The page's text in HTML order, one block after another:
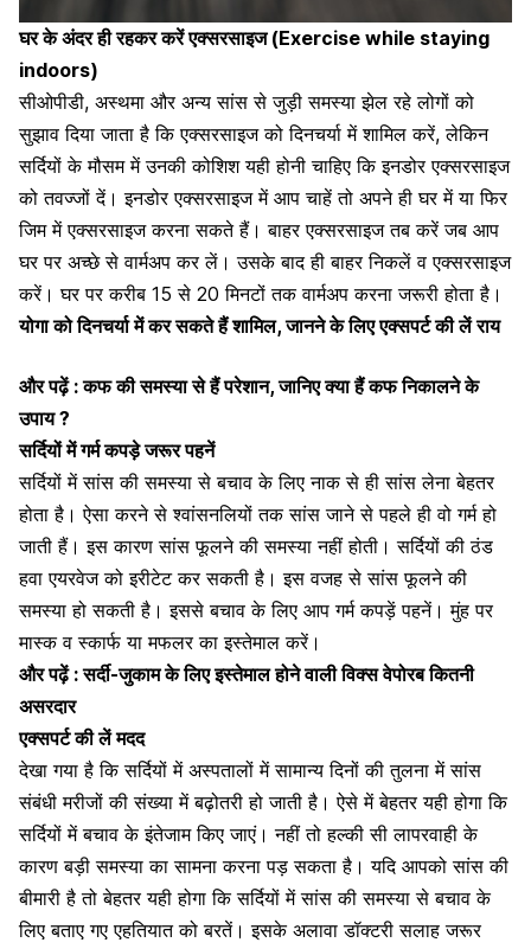
घर के अंदर ही रहकर करें एक्सरसाइज (Exercise while staying
indoors)
सीओपीडी, अस्थमा और अन्य सांस से जुड़ी समस्या झेल रहे लोगों को
सुझाव दिया जाता है किएक्सरसाइज को दिनचर्या में शामिल करें, लेकिन
सर्दियों के मौसम में उनकी कोशिश यही होनी चाहिए कि इनडोर एक्सरसाइज
को तवज्जों दें। इनडोर एक्सरसाइज में आप चाहें तो अपने ही घर में या फिर
जिम में एक्सरसाइज करना सकते हैं। बाहर एक्सरसाइज तब करें जब आप
घर पर अच्छे से वार्मअप कर लें। उसके बाद ही बाहर निकलें व एक्सरसाइज
करें। घर पर करीब 15 से 20 मिनटों तक वार्मअप करना जरूरी होता है।
योगा को दिनचर्या में कर सकते हैं शामिल, जानने के लिए एक्सपर्ट की लें राय
और पढ़ें :कफ की समस्या से हैं परेशान, जानिए क्या हैं कफ निकालने के
उपाय ?
सर्दियों में गर्म कपड़े जरूर पहनें
सर्दियों में सांस की समस्या से बचाव के लिए नाक से ही सांस लेना बेहतर
होता है। ऐसा करने से श्वांसनलियों तक सांस जाने से पहले ही वो गर्म हो
जाती हैं। इस कारणसांस फूलने की समस्या नहीं होती। सर्दियों की ठंड
हवा एयरवेज को इरीटेट कर सकती है। इस वजह से सांस फूलने की
समस्या हो सकती है। इससे बचाव के लिए आप गर्म कपड़ें पहनें। मुंह पर
मास्क व स्कार्फ या मफलर का इस्तेमाल करें।
और पढ़ें :सर्दी-जुकाम के लिए इस्तेमाल होने वाली विक्स वेपोरब कितनी
असरदार
एक्सपर्ट की लें मदद
देखा गया है कि सर्दियों में अस्पतालों में सामान्य दिनों की तुलना में सांस
संबंधी मरीजों की संख्या में बढ़ोतरी हो जाती है। ऐसे में बेहतर यही होगा कि
सर्दियों में बचाव के इंतेजाम किए जाएं। नहीं तो हल्की सी लापरवाही के
कारण बड़ी समस्या का सामना करना पड़ सकता है। यदि आपको सांस की
बीमारी है तो बेहतर यही होगा कि सर्दियों में सांस की समस्या से बचाव के
लिए बताए गए एहतियात को बरतें। इसके अलावा डॉक्टरी सलाह जरूर